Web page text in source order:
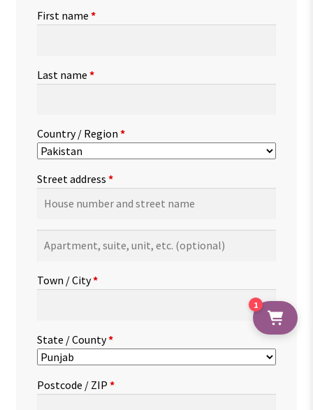
First name *
Last name *
Country / Region *
Street address *
suite,
etc.(optional)
Town / City*
State / County*
Postcode / ZIP *
1